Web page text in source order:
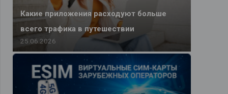
Какие приложения расходуют больше
всего трафика в путешествии
25.06.2026